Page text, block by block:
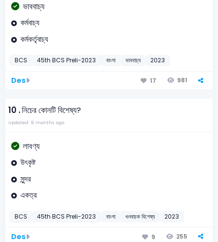
ভাববাচ্য
কর্মবাচ্য
কর্মকর্তৃবাচ্য
BCS 45th BCS Preli-2023 বাংলা ভাববাচ্য 2023
Des 17 981
10 .নিচের কোনটি বিশেষ্য?
Updated: 9 months ago
লাবণ্য
উৎকৃষ্ট
সুন্দর
একত্র
BCS 45th BCS Preli-2023 বাংলা গুনবাচক বিশেষ্য 2023
Des 9 255